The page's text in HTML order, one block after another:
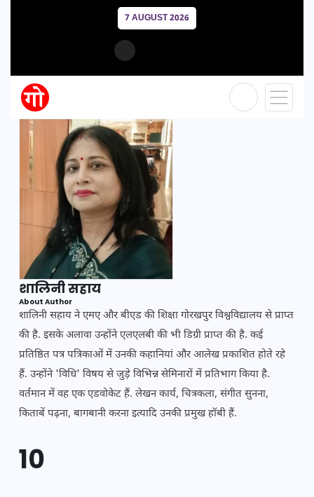
7 AUGUST 2026
शालिनी सहाय
About Author
शालिनी सहाय ने एमए और बीएड की शिक्षा गोरखपुर विश्वविद्यालय से प्राप्त
की है. इसके अलावा उन्होंने एलएलबी की भी डिग्री प्राप्त की है. कई
प्रतिष्ठित पत्र पत्रिकाओं में उनकी कहानियां और आलेख प्रकाशित होते रहे
हैं. उन्होंने 'विधि' विषय से जुड़े विभिन्न सेमिनारों में प्रतिभाग किया है.
वर्तमान में वह एक एडवोकेट हैं. लेखन कार्य, चित्रकला, संगीत सुनना,
किताबें पढ़ना, बागबानी करना इत्यादि उनकी प्रमुख हॉबी हैं.
10